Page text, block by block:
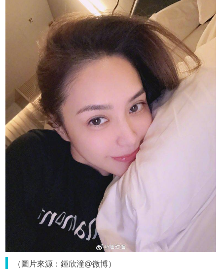
（圖片來源：鍾欣潼@微博）